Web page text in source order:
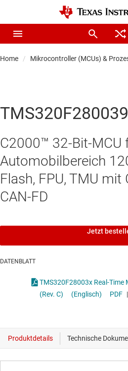
Home Mikrocontroller (MCUs) &
C2000™ 32-Bit-MCU
Automobilbereich
Flash, FPU, TMU mit
CAN-FD
Jetzt
DATENBLATT
TMS320F28003x Real-
(Rev. C)
(Englisch) PDF |